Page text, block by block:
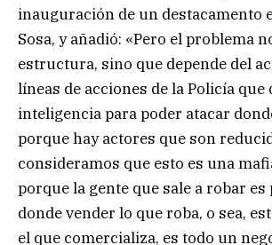
inauguración de un destacamento
Sosa, y añadió: «Pero el problema
estructura, sino que depende del
líneas de acciones de la Policía que
inteligencia para poder atacar
porque hay actores que son
consideramos que esto es una
porque la gente que sale a robar
donde vender lo que roba, o sea,
el que comercializa, es todo un